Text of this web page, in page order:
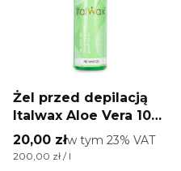
Żel przed depilacją
Italwax Aloe Vera 100
ml
Cena brutto
20,00 złw tym %s VAT
w tym 23% VAT
Cena jednostkowa brutto
200,00 zł / l